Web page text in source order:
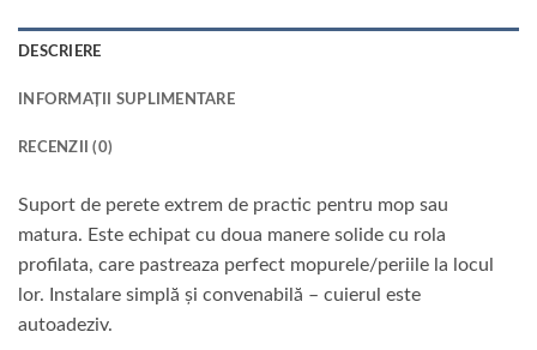
DESCRIERE
INFORMAȚII SUPLIMENTARE
RECENZII (0)
Suport de perete extrem de practic pentru mop sau
matura. Este echipat cu doua manere solide cu rola
profilata, care pastreaza perfect mopurele/periile la locul
lor. Instalare simplă și convenabilă – cuierul este
autoadeziv.